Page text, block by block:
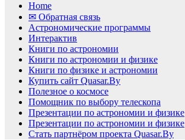
Home
✉ Обратная связь
Астрономические программы
Интерактив
Книги по астрономии
Книги по астрономии и физике
Книги по физике и астрономии
Купить сайт Quasar.By
Полезное о космосе
Помощник по выбору телескопа
Презентации по астрономии и физике
Презентации по астрономии и физике
Стать партнёром проекта Quasar.By